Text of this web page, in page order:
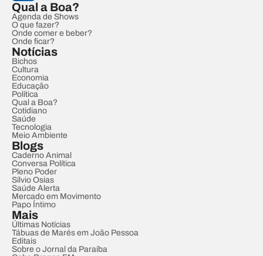
Qual a Boa?
Agenda de Shows
O que fazer?
Onde comer e beber?
Onde ficar?
Notícias
Bichos
Cultura
Economia
Educação
Política
Qual a Boa?
Cotidiano
Saúde
Tecnologia
Meio Ambiente
Blogs
Caderno Animal
Conversa Política
Pleno Poder
Sílvio Osias
Saúde Alerta
Mercado em Movimento
Papo Íntimo
Mais
Últimas Notícias
Tábuas de Marés em João Pessoa
Editais
Sobre o Jornal da Paraíba